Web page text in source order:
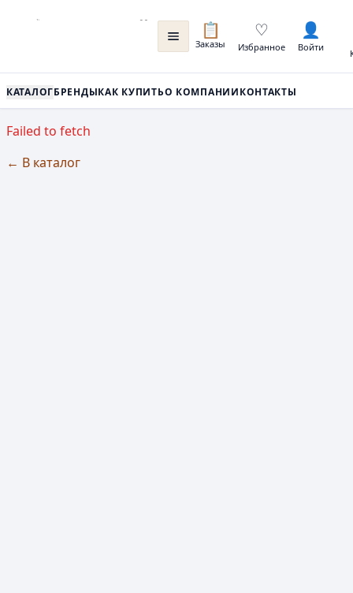
📋
Заказы
♡
Избранное
👤
Войти
КАТАЛОГБРЕНДЫКАК КУПИТЬО КОМПАНИИКОНТАКТЫ
Failed to fetch
← В каталог